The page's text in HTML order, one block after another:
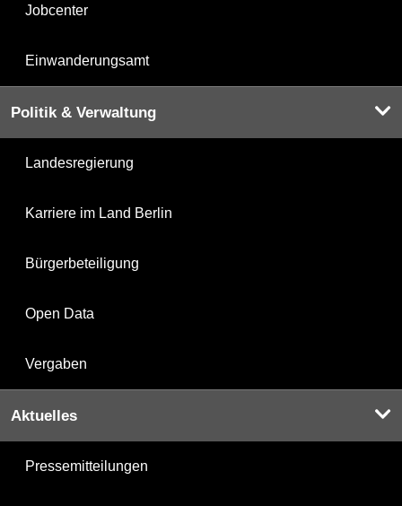
Jobcenter
Einwanderungsamt
Politik & Verwaltung
Landesregierung
Karriere im Land Berlin
Bürgerbeteiligung
Open Data
Vergaben
Aktuelles
Pressemitteilungen